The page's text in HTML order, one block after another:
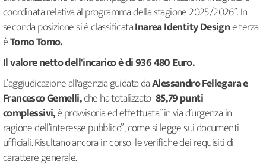
coordinata relativa al programma della stagione 2025/2026”. In
seconda posizione si è classificataInarea Identity Designe terza
èTomo Tomo.
Il valore netto dell'incarico è di 936 480 Euro.
L’aggiudicazione all'agenzia guidata daAlessandro Fellegara e
Francesco Gemelli,che ha totalizzato85,79 punti
complessivi,è provvisoria ed effettuata “in via d’urgenza in
ragione dell’interesse pubblico”, come si legge sui documenti
ufficiali. Risultano ancora in corso le verifiche dei requisiti di
carattere generale.